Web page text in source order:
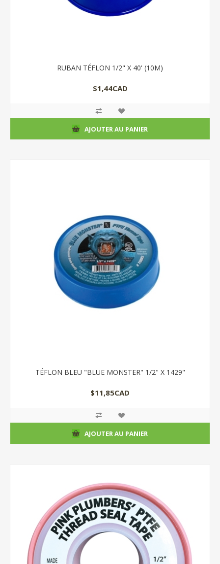
RUBAN TÉFLON 1/2" X 40' (10M)
$1,44CAD
AJOUTER AU PANIER
TÉFLON BLEU "BLUE MONSTER" 1/2" X 1429"
$11,85CAD
AJOUTER AU PANIER